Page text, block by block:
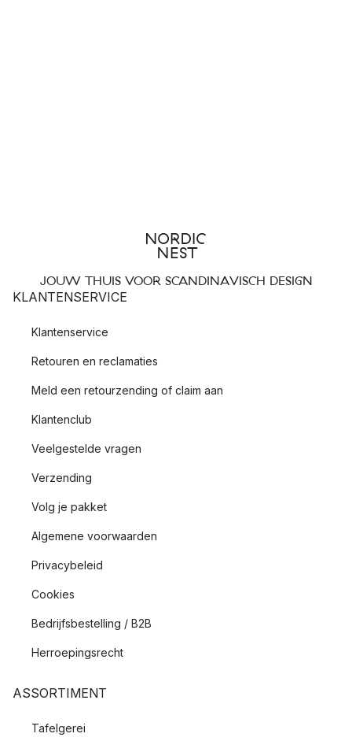
JOUW THUIS VOOR SCANDINAVISCH DESIGN
KLANTENSERVICE
Klantenservice
Retouren en reclamaties
Meld een retourzending of claim aan
Klantenclub
Veelgestelde vragen
Verzending
Volg je pakket
Algemene voorwaarden
Privacybeleid
Cookies
Bedrijfsbestelling / B2B
Herroepingsrecht
ASSORTIMENT
Tafelgerei